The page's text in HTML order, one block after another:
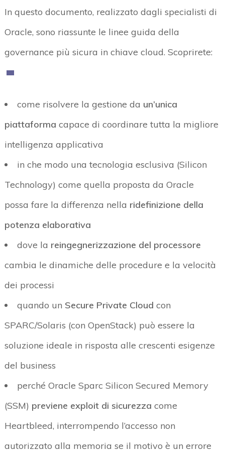
In questo documento, realizzato dagli specialisti di
Oracle, sono riassunte le linee guida della
governance più sicura in chiave cloud. Scoprirete:
come risolvere la gestione da un’unica
piattaforma capace di coordinare tutta la migliore
intelligenza applicativa
in che modo una tecnologia esclusiva (Silicon
Technology) come quella proposta da Oracle
possa fare la differenza nella ridefinizione della
potenza elaborativa
dove la reingegnerizzazione del processore
cambia le dinamiche delle procedure e la velocità
dei processi
quando un Secure Private Cloud con
SPARC/Solaris (con OpenStack) può essere la
soluzione ideale in risposta alle crescenti esigenze
del business
perché Oracle Sparc Silicon Secured Memory
(SSM) previene exploit di sicurezza come
Heartbleed, interrompendo l’accesso non
autorizzato alla memoria se il motivo è un errore